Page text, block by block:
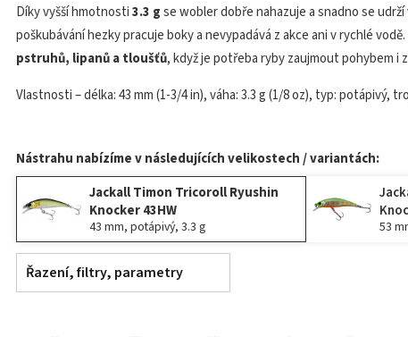
Díky vyšší hmotnosti3.3 gse wobler dobře nahazuje a snadno se udrží
poškubávání hezky pracuje boky a nevypadává z akce ani v rychlé vodě.
pstruhů, lipanů a tloušťů, když je potřeba ryby zaujmout pohybem i
Vlastnosti – délka: 43 mm (1-3/4 in), váha: 3.3 g (1/8 oz), typ: potápivý,
Nástrahu nabízíme v následujících velikostech / variantách:
Jackall Timon Tricoroll Ryushin
Knocker 43HW
43 mm, potápivý, 3.3 g 53
Řazení, filtry, parametry